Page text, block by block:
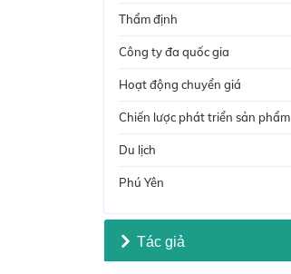
Thẩm định
Công ty đa quốc gia
Hoạt động chuyển giá
Chiến lược phát triển sản phẩm
Du lịch
Phú Yên
Tác giả